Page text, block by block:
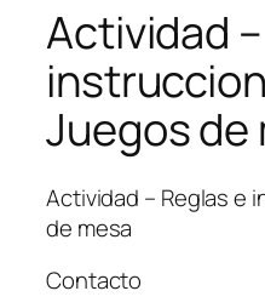
Actividad
Juegos de
Actividad – Reglas e
de mesa
Contacto